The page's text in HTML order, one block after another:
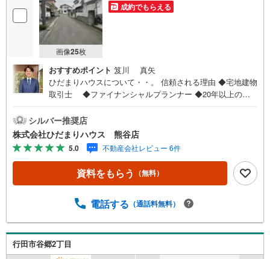
画像25枚
成約でもらえる
おすすめポイント 笈川 真矢
ひだまりハウスについて・・。 信頼される理由 ◆宅地建物
取引士 ◆ファイナンシャルプランナー ◆20年以上のキ
で注文住宅の経験 多くの資格を保有するスタッフ 『お客様
に寄り添った、心の行き届いた、安心のアドバイス』 お客
様が不安に思う事、疑問に思う事 何でもお話し頂き、頼り
にして下さい。 ひだまりのような温かいお家を、 一緒にお
探ししませんか？
シルバー推奨店
株式会社ひだまりハウス 熊谷店
5.0 不動産会社レビュー 6件
資料をもらう （無料）
電話する （通話料無料）
行田市谷郷2丁目